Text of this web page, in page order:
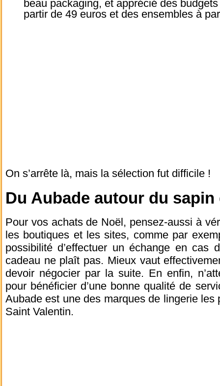
beau packaging, et apprécié des
partir de 49 euros et des ensembles à
On s’arrête là, mais la sélection fut difficile !
Du Aubade autour du sapin
Pour vos achats de Noël, pensez-aussi à
les boutiques et les sites, comme par
possibilité d’effectuer un échange en
cadeau ne plaît pas. Mieux vaut
devoir négocier par la suite. En enfin,
pour bénéficier d’une bonne qualité de
Aubade est une des marques de lingerie
Saint Valentin.